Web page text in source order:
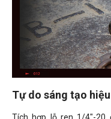
Tự do sáng tạo
Tích hợp lỗ ren 1/4"-20